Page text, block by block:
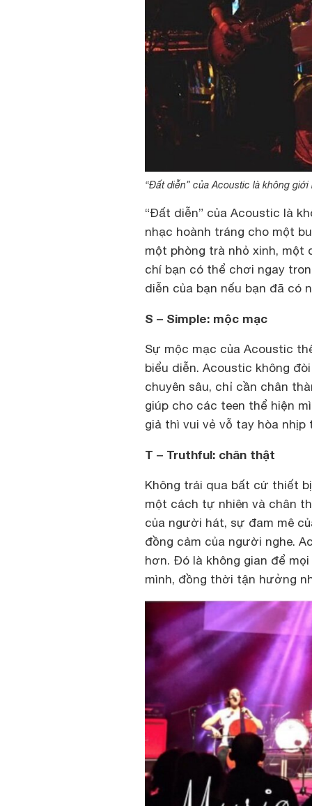
“Đất diễn” của Acoustic là không giới
“Đất diễn” của Acoustic là
nhạc hoành tráng cho một
một phòng trà nhỏ xinh, một
chí bạn có thể chơi ngay
diễn của bạn nếu bạn đã có
S – Simple: mộc mạc
Sự mộc mạc của Acoustic
biểu diễn. Acoustic không
chuyên sâu, chỉ cần chân
giúp cho các teen thể hiện
giả thì vui vẻ vỗ tay hòa
T – Truthful: chân thật
Không trải qua bất cứ thiết
một cách tự nhiên và chân
của người hát, sự đam mê
đồng cảm của người nghe.
hơn. Đó là không gian để
mình, đồng thời tận hưởng